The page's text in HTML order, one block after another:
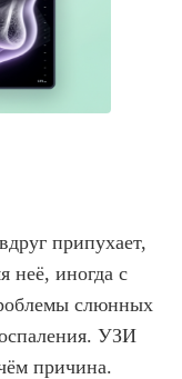
припухает,
неё, иногда с
слюнных
УЗИ
причина.